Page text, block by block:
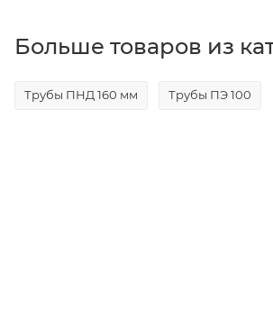
Больше товаров из
Трубы ПНД 160 мм Трубы ПЭ 100